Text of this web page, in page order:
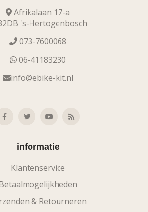
Afrikalaan 17-a
's-Hertogenbosch
073-7600068
06-41183230
info@ebike-kit.nl
informatie
Klantenservice
Betaalmogelijkheden
& Retourneren